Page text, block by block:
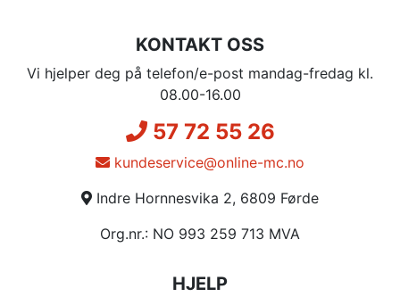
KONTAKT OSS
Vi hjelper deg på telefon/e-post mandag-fredag kl.
08.00-16.00
57 72 55 26
kundeservice@online-mc.no
Indre Hornnesvika 2, 6809 Førde
Org.nr.: NO 993 259 713 MVA
HJELP